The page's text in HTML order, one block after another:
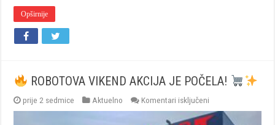
Opširnije
ROBOTOVA VIKEND AKCIJA JE POČELA!
prije 2 sedmice Aktuelno Komentari isključeni
ROBOTOVA